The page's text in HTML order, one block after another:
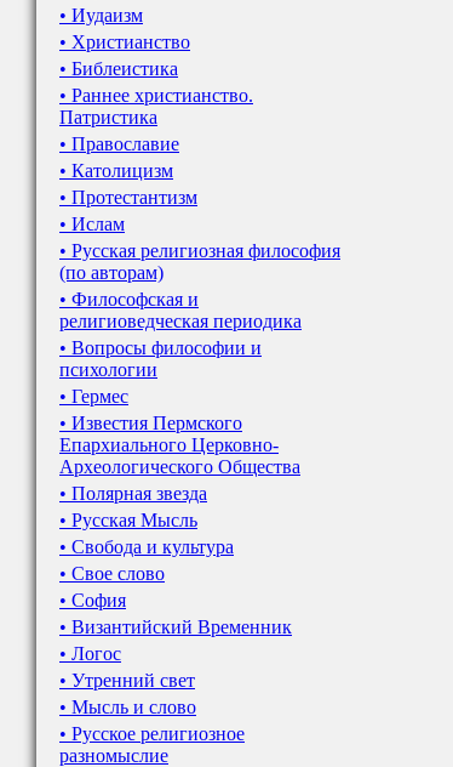
• Иудаизм
• Христианство
• Библеистика
• Раннее христианство.
Патристика
• Православие
• Католицизм
• Протестантизм
• Ислам
• Русская религиозная философия
(по авторам)
• Философская и
религиоведческая периодика
• Вопросы философии и
психологии
• Гермес
• Известия Пермского
Епархиального Церковно-
Археологического Общества
• Полярная звезда
• Русская Мысль
• Свобода и культура
• Свое слово
• София
• Византийский Временник
• Логос
• Утренний свет
• Мысль и слово
• Русское религиозное
разномыслие